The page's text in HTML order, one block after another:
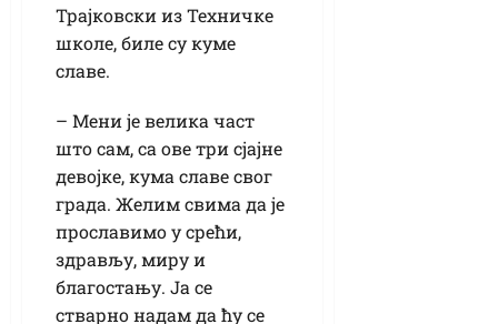
Трајковски из Техничке
школе, биле су куме
славе.
– Мени је велика част
што сам, са ове три сјајне
девојке, кума славе свог
града. Желим свима да је
прославимо у срећи,
здрављу, миру и
благостању. Ја се
стварно надам да ћу се